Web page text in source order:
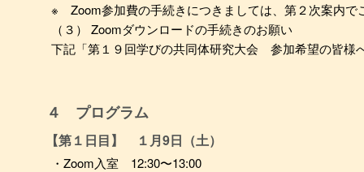
※ Zoom参加費の手続きにつきましては、第２次案内で
（３） Zoomダウンロードの手続きのお願い
下記「第１９回学びの共同体研究大会 参加希望の皆様
４ プログラム
【第１日目】 １月9日（土）
・Zoom入室 12:30〜13:00